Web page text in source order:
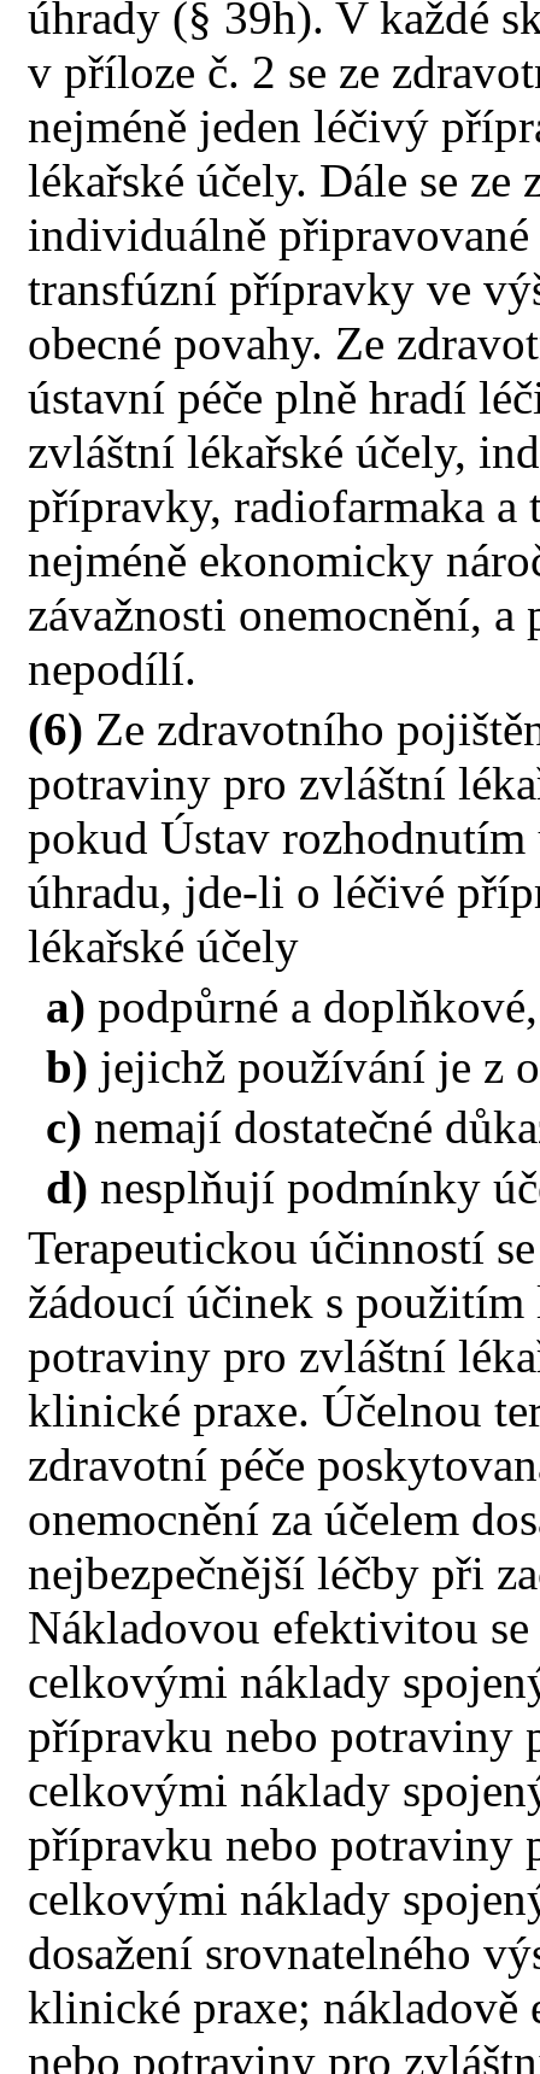
úhrady (§ 39h). V každé
v příloze č. 2 se ze
nejméně jeden léčivý
lékařské účely. Dále se
individuálně
transfúzní přípravky ve
obecné povahy. Ze
ústavní péče plně hradí
zvláštní lékařské účely,
přípravky, radiofarmaka
nejméně ekonomicky
závažnosti onemocnění, a
nepodílí.
(6) Ze zdravotního
potraviny pro zvláštní
pokud Ústav
úhradu, jde-li o léčivé
lékařské účely
a) podpůrné a doplňkové,
b) jejichž používání je z
c) nemají dostatečné
d) nesplňují podmínky
Terapeutickou účinností
žádoucí účinek s
potraviny pro zvláštní
klinické praxe. Účelnou
zdravotní péče
onemocnění za účelem
nejbezpečnější léčby při
Nákladovou efektivitou
celkovými náklady
přípravku nebo potraviny
celkovými náklady
přípravku nebo potraviny
celkovými náklady
dosažení srovnatelného
klinické praxe;
nebo potraviny pro